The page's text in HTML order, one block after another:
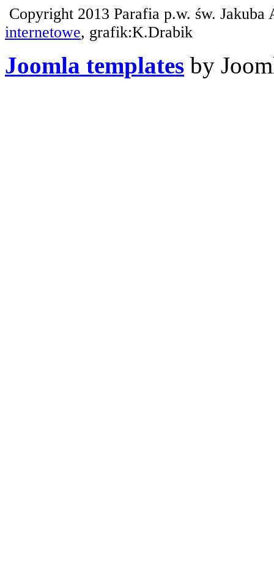
Copyright 2013 Parafia p.w. św.
internetowe, grafik:K.Drabik
Joomla templates by